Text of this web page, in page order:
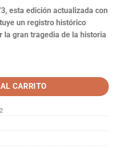
esta edición actualizada con
un registro histórico
la gran tragedia de la historia
CARRITO